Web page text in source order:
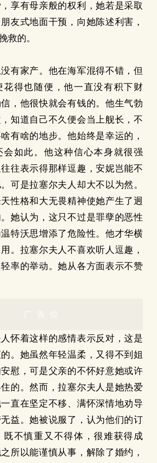
享有母亲般的权利，她若是采取
友式地面干预，向她陈述利害，
救的。
家产。他在海军混得不错，但
花得也随便，他一直没有积下财
，他很快就会有钱的。他生气勃
知道自己不久便会当上舰长，不
有啥的地步。他始终是幸运的，
会如此。他这种信心本身就很强
往表示得那样逗趣，安妮岂能不
可是拉塞尔夫人却大不以为然。
性格和大无畏精神使她产生了迥
她认为，这只不过是罪孽的恶性
特沃思增添了危险性。他才华横
。拉塞尔夫人不喜欢听人逗趣，
率的举动。她从各方面表示不赞
广告位
着这样的感情表示反对，这是
。她虽然年轻温柔，又得不到姐
慰，可是父亲的不怀好意她或许
的。然而，拉塞尔夫人是她热爱
直在坚定不移、满怀深情地劝导
益。她被说服了，认为他们的订
既不慎重又不得体，很难获得成
所以能谨慎从事，解除了婚约，